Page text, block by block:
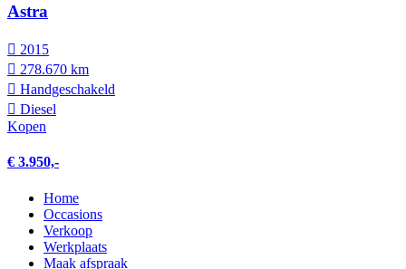
Astra
2015
278.670 km
Hand­geschakeld
Diesel
Kopen
€ 3.950,-
Home
Occasions
Verkoop
Werkplaats
Maak afspraak